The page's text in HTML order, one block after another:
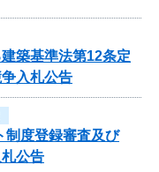
築基準法第12条定
入札公告
制度登録審査及び
公告